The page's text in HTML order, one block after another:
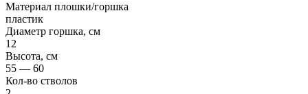
Материал плошки/горшка
пластик
Диаметр горшка, см
12
Высота, см
55 — 60
Кол-во стволов